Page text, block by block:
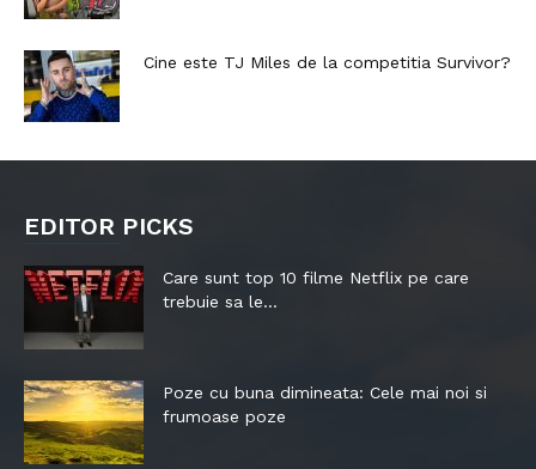
Cine este TJ Miles de la competitia Survivor?
EDITOR PICKS
Care sunt top 10 filme Netflix pe care
trebuie sa le...
Poze cu buna dimineata: Cele mai noi si
frumoase poze